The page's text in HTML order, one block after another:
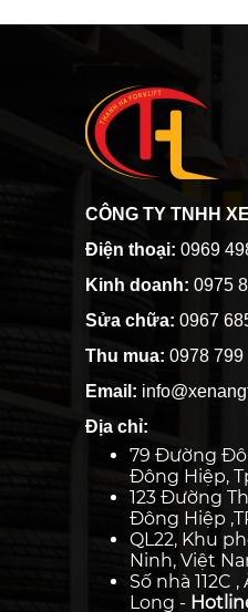
CÔNG TY TNHH
Điện thoại: 0969
Kinh doanh: 0975
Sửa chữa: 0967
Thu mua: 0978 799
Email:
Địa chỉ:
79 Đường
Đông Hiệp,
123 Đường
Đông Hiệp
QL22, Khu
Ninh, Việt
Số nhà 112C
Long -